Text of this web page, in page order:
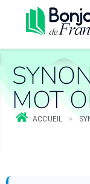
MOT
ACCUEIL >